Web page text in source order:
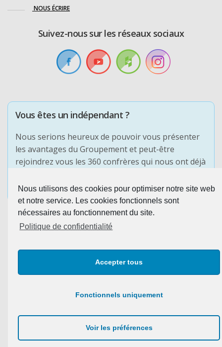
NOUS ÉCRIRE
Suivez-nous sur les réseaux sociaux
Vous êtes un indépendant ?
Nous serions heureux de pouvoir vous présenter
les avantages du Groupement et peut-être
rejoindrez vous les 360 confrères qui nous ont déjà
PRENDRE CONTACT
Plan du site
légales & confidentialité
Nous utilisons des cookies pour optimiser notre site web
et notre service. Les cookies fonctionnels sont
nécessaires au fonctionnement du site.
Politique de confidentialité
Accepter tous
Fonctionnels uniquement
Voir les préférences